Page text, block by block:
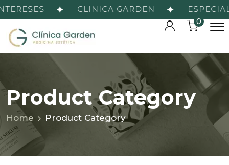
CLINICA GARDEN
0
Product Category
Home Product Category